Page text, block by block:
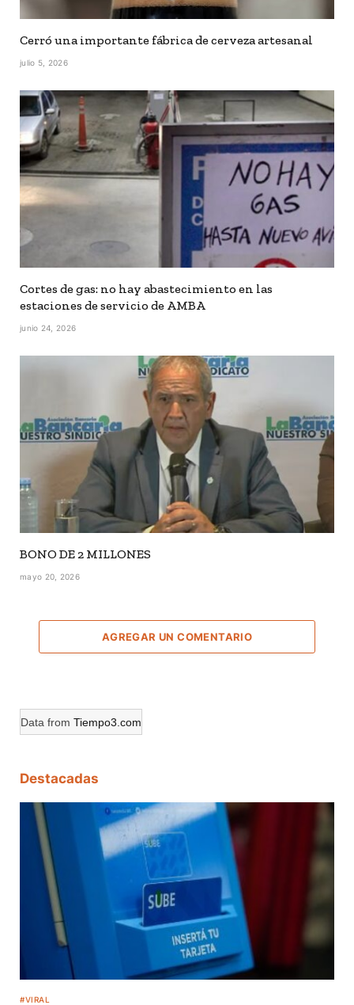
Cerró una importante fábrica de cerveza artesanal
julio 5, 2026
Cortes de gas: no hay abastecimiento en las
estaciones de servicio de AMBA
junio 24, 2026
BONO DE 2 MILLONES
mayo 20, 2026
AGREGAR UN COMENTARIO
Data from Tiempo3.com
Destacadas
#VIRAL